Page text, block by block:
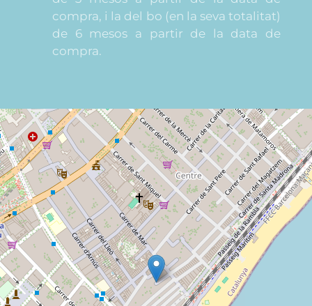
compra, i la del bo (en la seva totalitat)
de 6 mesos a partir de la data de
compra.